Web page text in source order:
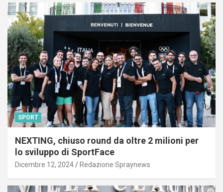
SPORT
NEXTING, chiuso round da oltre 2 milioni per
lo sviluppo di SportFace
Dicembre 12, 2024 Redazione Spraynews